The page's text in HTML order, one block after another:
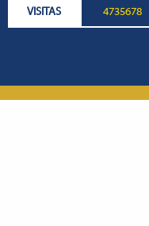
VISITAS 4735678